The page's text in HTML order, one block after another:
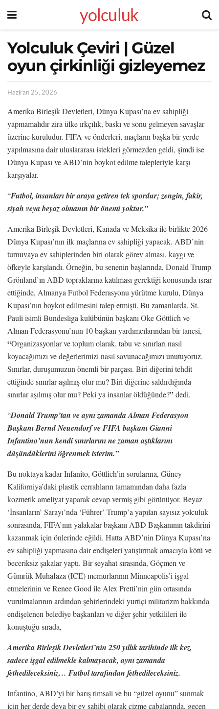
yolculuk
Yolculuk Çeviri | Güzel
oyun çirkinliği gizleyemez
Haziran 25, 2026
Amerika Birleşik Devletleri, Dünya Kupası’na ev sahipliği
yapmamalıdır zira ülke ırkçılık, baskı ve sonu gelmeyen savaşlar
üzerine kuruludur. FIFA ve önderleri, maçların başka bir yerde
yapılmasına dair uluslararası istekleri görmezden geldi, şimdi ise
Dünya Kupası ve ABD’nin boykot edilme talepleriyle karşı
karşıyalar.
“Futbol, insanları bir araya getiren tek spordur; zengin, fakir,
siyah veya beyaz olmanın bir önemi yoktur.”
Amerika Birleşik Devletleri, Kanada ve Meksika ile birlikte 2026
Dünya Kupası’nın ilk maçlarına ev sahipliği yapacak. ABD’nin
turnuvaya ev sahiplerinden biri olarak görev alması, kaygı ve
öfkeyle karşılandı. Örneğin, bu senenin başlarında, Donald Trump
Grönland’ın ABD topraklarına katılması gerektiği konusunda ısrar
ettiğinde, Almanya Futbol Federasyonu yürütme kurulu, Dünya
Kupası’nın boykot edilmesini talep etmişti. Bu zamanlarda, St.
Pauli isimli Bundesliga kulübünün başkanı Oke Göttlich ve
Alman Federasyonu’nun 10 başkan yardımcılarından bir tanesi,
“Organizasyonlar ve toplum olarak, tabu ve sınırları nasıl
koyacağımızı ve değerlerimizi nasıl savunacağımızı unutuyoruz.
Sınırlar, duruşumuzun önemli bir parçası. Biri diğerini tehdit
ettiğinde sınırlar aşılmış olur mu? Biri diğerine saldırdığında
sınırlar aşılmış olur mu? Peki ya insanlar öldüğünde?”dedi.
“Donald Trump’tan ve aynı zamanda Alman Federasyon
Başkanı Bernd Neuendorf ve FIFA başkanı Gianni
Infantino’nun kendi sınırlarını ne zaman aştıklarını
düşündüklerini öğrenmek isterim.”
Bu noktaya kadar Infanito, Göttlich’in sorularına, Güney
Kaliforniya’daki plastik cerrahların tamamından daha fazla
kozmetik ameliyat yaparak cevap vermiş gibi görünüyor. Beyaz
‘İnsanların’ Sarayı’nda ‘Führer’ Trump’a yapılan sayısız yolculuk
sonrasında, FIFA’nın yalakalar başkanı ABD Başkanının takdirini
kazanmak için önlerinde eğildi. Hatta ABD’nin Dünya Kupası’na
ev sahipliği yapmasına dair endişeleri yatıştırmak amacıyla kötü ve
beceriksiz şakalar yaptı. Bir seyahat sırasında, Göçmen ve
Gümrük Muhafaza (ICE) memurlarının Minneapolis’i işgal
etmelerinin ve Renee Good ile Alex Pretti’nin gün ortasında
vurulmalarının ardından şehirlerindeki yurtiçi militarizm hakkında
endişelenen belediye başkanları ve diğer şehir yetkilileri ile
konuştuğu sırada,
Amerika Birleşik Devletleri’nin 250 yıllık tarihinde ilk kez,
sadece işgal edilmekle kalmayacak, aynı zamanda
fethedileceksiniz… Futbol tarafından fethedileceksiniz.
Infantino, ABD’yi bir barış timsali ve bu “güzel oyunu” sunmak
için her derde deva bir ev sahibi olarak çizme çabalarında, geçen